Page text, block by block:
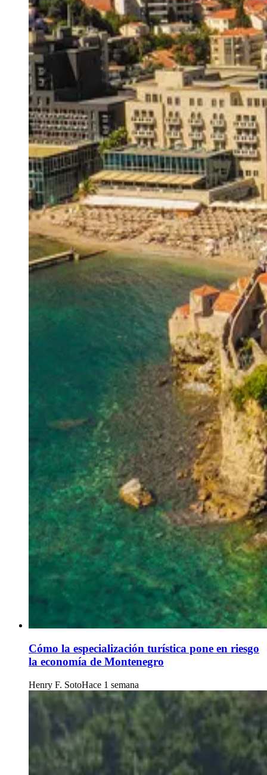
Cómo la especialización turística pone en riesgo
la economía de Montenegro
Henry F. SotoHace 1 semana